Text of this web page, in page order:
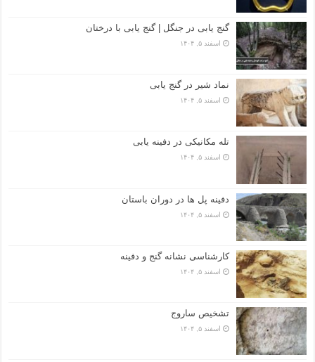
گنج یابی در جنگل | گنج یابی با درختان
اسفند ۵, ۱۴۰۴
نماد شیر در گنج یابی
اسفند ۵, ۱۴۰۴
تله مکانیکی در دفینه یابی
اسفند ۵, ۱۴۰۴
دفینه پل ها در دوران باستان
اسفند ۵, ۱۴۰۴
کارشناسی نشانه گنج و دفینه
اسفند ۵, ۱۴۰۴
تشخیص ساروج
اسفند ۵, ۱۴۰۴